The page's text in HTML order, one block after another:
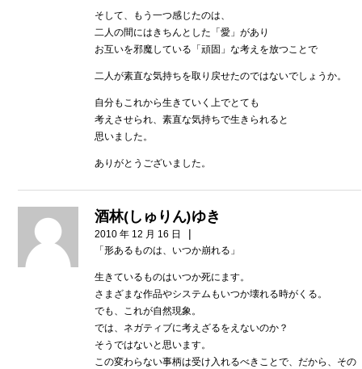
そして、もう一つ感じたのは、
二人の間にはきちんとした「愛」があり
お互いを邪魔している「頑固」な考えを放つことで
二人が素直な気持ちを取り戻せたのではないでしょうか。
自分もこれから生きていく上でとても
考えさせられ、素直な気持ちで生きられると
思いました。
ありがとうございました。
酒林(しゅりん)ゆき
2010 年 12 月 16 日 |
「形あるものは、いつか崩れる」
生きているものはいつか死にます。
さまざまな作品やシステムもいつか壊れる時がくる。
でも、これが自然現象。
では、ネガティブに考えざるをえないのか？
そうではないと思います。
この変わらない事柄は受け入れるべきことで、だから、その